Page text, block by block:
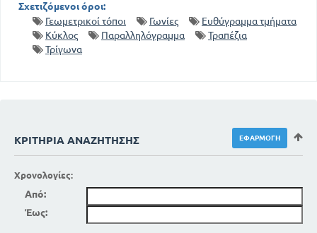
Σχετιζόμενοι όροι:
Γεωμετρικοί τόποι
Γωνίες
Ευθύγραμμα τμήματα
Κύκλος
Παραλληλόγραμμα
Τραπέζια
Τρίγωνα
ΚΡΙΤΉΡΙΑ ΑΝΑΖΉΤΗΣΗΣ
Χρονολογίες:
Από:
Έως: